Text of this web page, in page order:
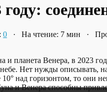
0 · На чтение: 7 мин ·
и планета Венера, в 2023
Нет нужды описывать,
над горизонтом, то они
и Венера способны